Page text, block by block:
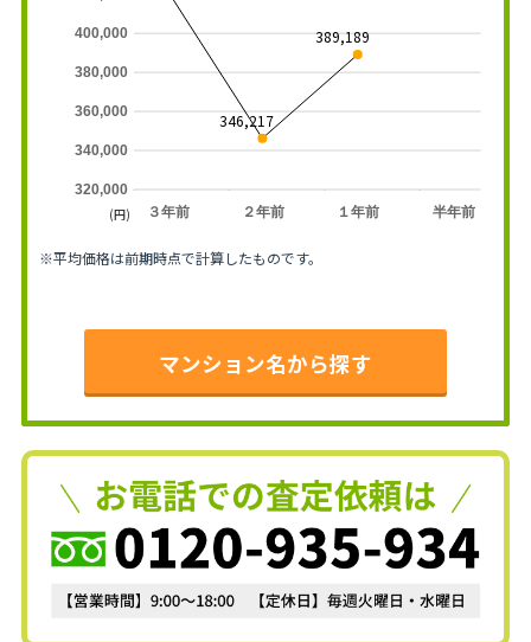
３年前 ２年前 １年前 半年前
320,000
340,000
360,000
380,000
400,000
346,217
389,189
(円)
※平均価格は前期時点で計算したものです。
マンション名から探す